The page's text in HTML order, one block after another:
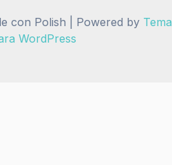
con Polish | Powered by Tema
WordPress